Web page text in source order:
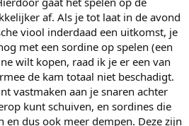
af. Als je tot laat in de avond
viool inderdaad een uitkomst, je
met een sordine op spelen (een
wilt kopen, raad ik je er een van
de kam totaal niet beschadigt.
vastmaken aan je snaren achter
kunt schuiven, en sordines die
en dus ook meer dempen. Deze zijn